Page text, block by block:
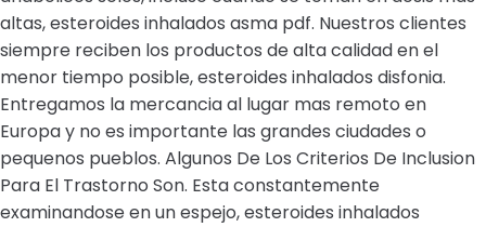
altas, esteroides inhalados asma pdf. Nuestros clientes
siempre reciben los productos de alta calidad en el
menor tiempo posible, esteroides inhalados disfonia.
Entregamos la mercancia al lugar mas remoto en
Europa y no es importante las grandes ciudades o
pequenos pueblos. Algunos De Los Criterios De Inclusion
Para El Trastorno Son. Esta constantemente
examinandose en un espejo, esteroides inhalados